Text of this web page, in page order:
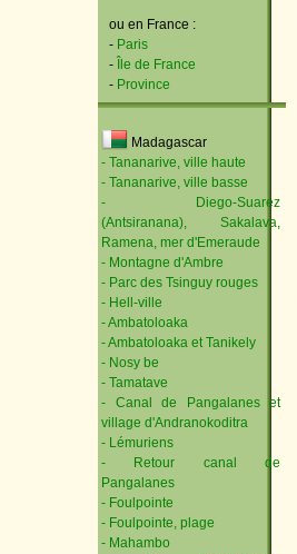
ou en France :
- Paris
-
Île de France
- Province
Madagascar
- Tananarive, ville haute
- Tananarive, ville basse
- Diego-Suarez
(Antsiranana), Sakalava,
Ramena, mer d'Emeraude
- Montagne d'Ambre
- Parc des Tsinguy rouges
- Hell-ville
- Ambatoloaka
- Ambatoloaka et Tanikely
- Nosy be
- Tamatave
- Canal de Pangalanes et
village d'Andranokoditra
- Lémuriens
- Retour canal de
Pangalanes
- Foulpointe
- Foulpointe, plage
- Mahambo